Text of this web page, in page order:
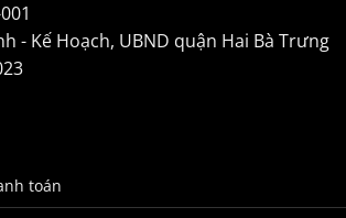
- Kế Hoạch, UBND quận Hai Bà Trưng
toán